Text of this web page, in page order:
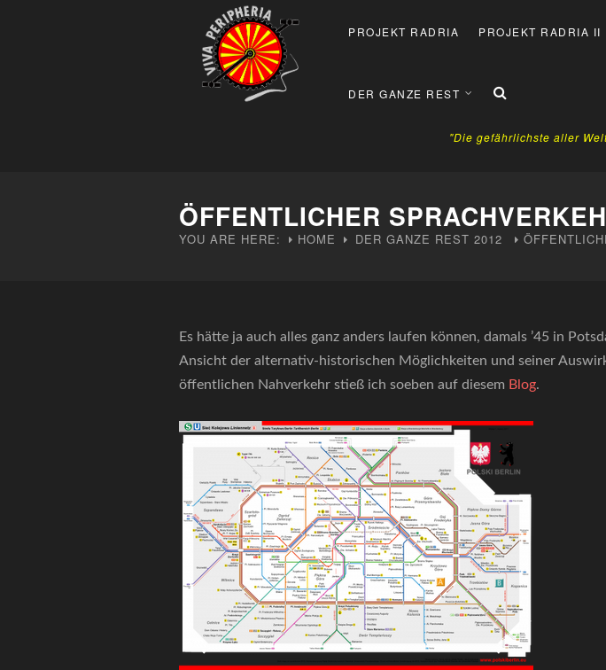
PROJEKT RADRIA PROJEKT RADRIA II
DER GANZE REST
"Die gefährlichste aller
ÖFFENTLICHER
YOU ARE HERE: HOME DER GANZE REST 2012
Es hätte ja auch alles ganz anders laufen können, damals ’45 in
Ansicht der alternativ-historischen Möglichkeiten und seiner
öffentlichen Nahverkehr stieß ich soeben auf diesem Blog.